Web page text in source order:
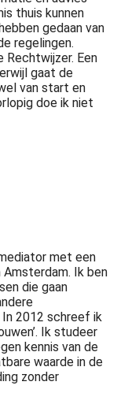
thuis kunnen
gedaan van
regelingen.
Rechtwijzer. Een
gaat de
van start en
doe ik niet
met een
Amsterdam. Ik ben
die gaan
2012 schreef ik
Ik studeer
kennis van de
waarde in de
zonder